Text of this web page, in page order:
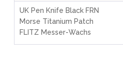
UK Pen Knife Black FRN
Morse Titanium Patch
FLITZ Messer-Wachs